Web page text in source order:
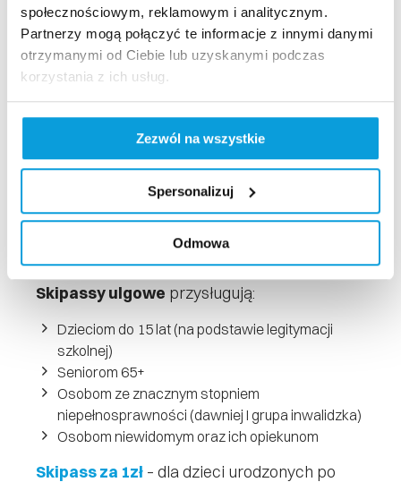
społecznościowym, reklamowym i analitycznym.
Partnerzy mogą połączyć te informacje z innymi danymi
otrzymanymi od Ciebie lub uzyskanymi podczas
korzystania z ich usług.
Zezwól na wszystkie
Spersonalizuj
Odmowa
Grupy zorganizowane, które jednorazowo
kupiąpowyżej 20 skipassów, otrzymują5%
rabatuod cen obowiązujących w cenniku! Im
większa grupa – tym większy rabat.
indywidualne wyceny.
Dodatkowe korzyści dla grup
skipass dla opiekuna w specjalnej cenie!
Skipassy grupowe dostępne są wyłącznie w
Biurze Obsługi Klienta.
Skipassy ulgowe przysługują:
Dzieciom do 15 lat (na podstawie legitymacji
szkolnej)
Seniorom 65+
Osobom ze znacznym stopniem
niepełnosprawności (dawniej I grupa inwalidzka)
Osobom niewidomym oraz ich opiekunom
Skipass za 1zł – dla dzieci urodzonych po